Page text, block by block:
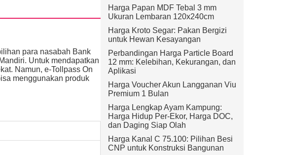
para nasabah Bank
Untuk mendapatkan
Namun, e-Tollpass On
menggunakan produk
Harga Papan MDF Tebal 3 mm
Ukuran Lembaran 120x240cm
Harga Kroto Segar: Pakan Bergizi
untuk Hewan Kesayangan
Perbandingan Harga Particle Board
12 mm: Kelebihan, Kekurangan, dan
Aplikasi
Harga Voucher Akun Langganan Viu
Premium 1 Bulan
Harga Lengkap Ayam Kampung:
Harga Hidup Per-Ekor, Harga DOC,
dan Daging Siap Olah
Harga Kanal C 75.100: Pilihan Besi
CNP untuk Konstruksi Bangunan